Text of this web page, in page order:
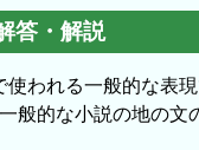
答・解説
われる一般的な表
般的な小説の地の文